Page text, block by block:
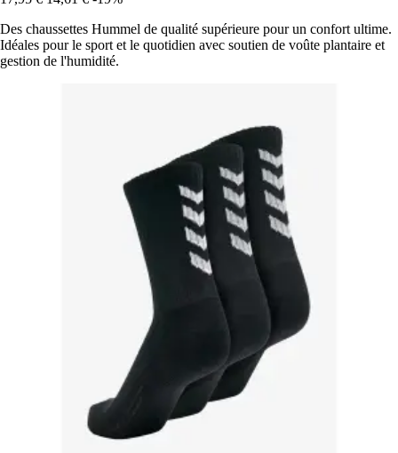
Des chaussettes Hummel de qualité supérieure pour un confort ultime.
Idéales pour le sport et le quotidien avec soutien de voûte plantaire et
gestion de l'humidité.